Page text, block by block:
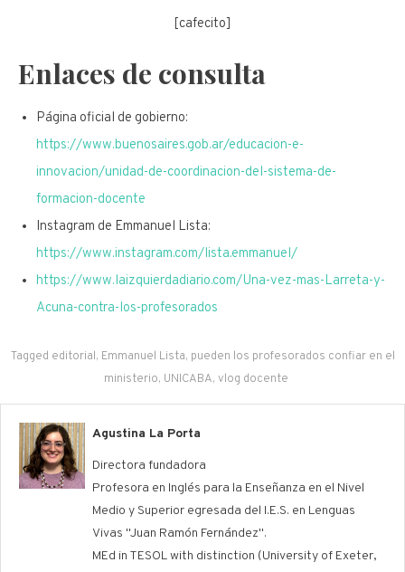
[cafecito]
Enlaces de consulta
Página oficial de gobierno:
https://www.buenosaires.gob.ar/educacion-e-
innovacion/unidad-de-coordinacion-del-sistema-de-
formacion-docente
Instagram de Emmanuel Lista:
https://www.instagram.com/lista.emmanuel/
https://www.laizquierdadiario.com/Una-vez-mas-Larreta-y-
Acuna-contra-los-profesorados
Tagged editorial, Emmanuel Lista, pueden los profesorados confiar en el
ministerio, UNICABA, vlog docente
Agustina La Porta
Directora fundadora
Profesora en Inglés para la Enseñanza en el Nivel
Medio y Superior egresada del I.E.S. en Lenguas
Vivas "Juan Ramón Fernández".
MEd in TESOL with distinction (University of Exeter,